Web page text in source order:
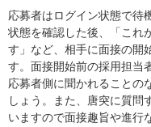
応募者はログイン状態で待
状態を確認した後、「これ
す」など、相手に面接の開
す。面接開始前の採用担当
応募者側に聞かれることの
しょう。また、唐突に質問
いますので面接趣旨や進行